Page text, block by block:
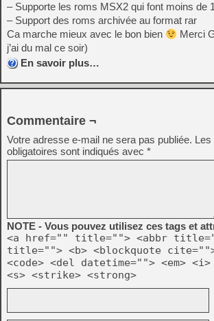
– Supporte les roms MSX2 qui font moins de
– Support des roms archivée au format rar
Ca marche mieux avec le bon bien
Merci
j’ai du mal ce soir)
En savoir plus…
Commentaire ¬
Votre adresse e-mail ne sera pas publiée. Les
obligatoires sont indiqués avec *
NOTE - Vous pouvez utilisez ces tags et
<a href="" title=""> <abbr
title=""> <b> <blockquote
<code> <del datetime=""> <em>
<s> <strike> <strong>